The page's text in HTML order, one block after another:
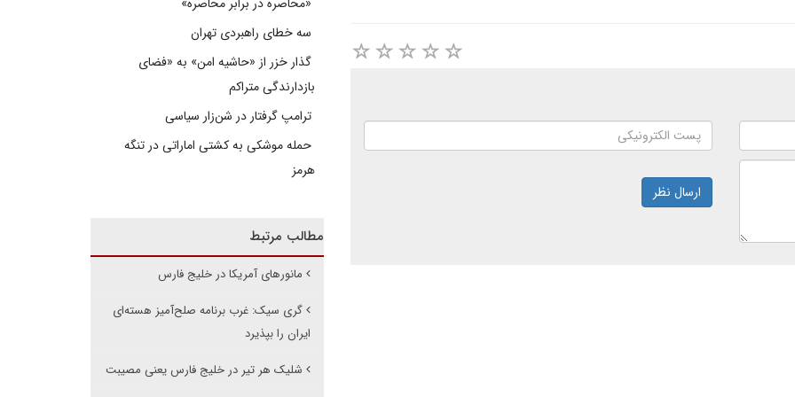
ارسال نظر
سه خطای راهبردی تهران
گذار خزر از «حاشیه امن» به «فضای
بازدارندگی متراکم
ترامپ گرفتار در شن‌زار سیاسی
حمله موشکی به کشتی اماراتی در تنگه
هرمز
مطالب مرتبط
مانورهای آمریکا در خلیج فارس
گری سیک: غرب برنامه صلح‌آمیز هسته‌ای
ایران را بپذیرد
شلیک هر تیر در خلیج فارس یعنی مصیبت